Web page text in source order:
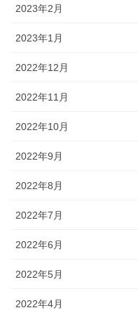
2023年2月
2023年1月
2022年12月
2022年11月
2022年10月
2022年9月
2022年8月
2022年7月
2022年6月
2022年5月
2022年4月